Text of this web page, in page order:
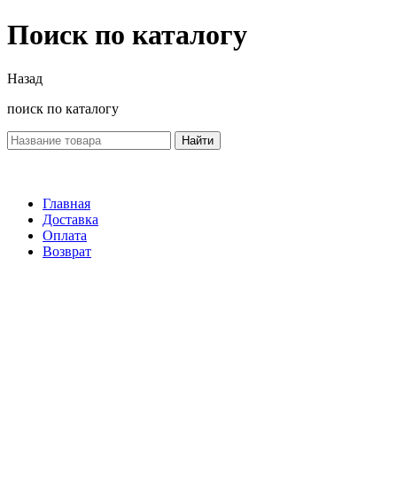
Поиск по каталогу
Назад
поиск по каталогу
Найти
Главная
Доставка
Оплата
Возврат